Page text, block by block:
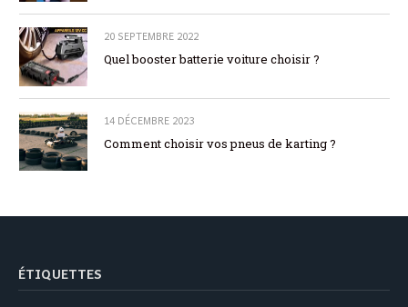
20 SEPTEMBRE 2022
Quel booster batterie voiture choisir ?
14 DÉCEMBRE 2023
Comment choisir vos pneus de karting ?
ÉTIQUETTES